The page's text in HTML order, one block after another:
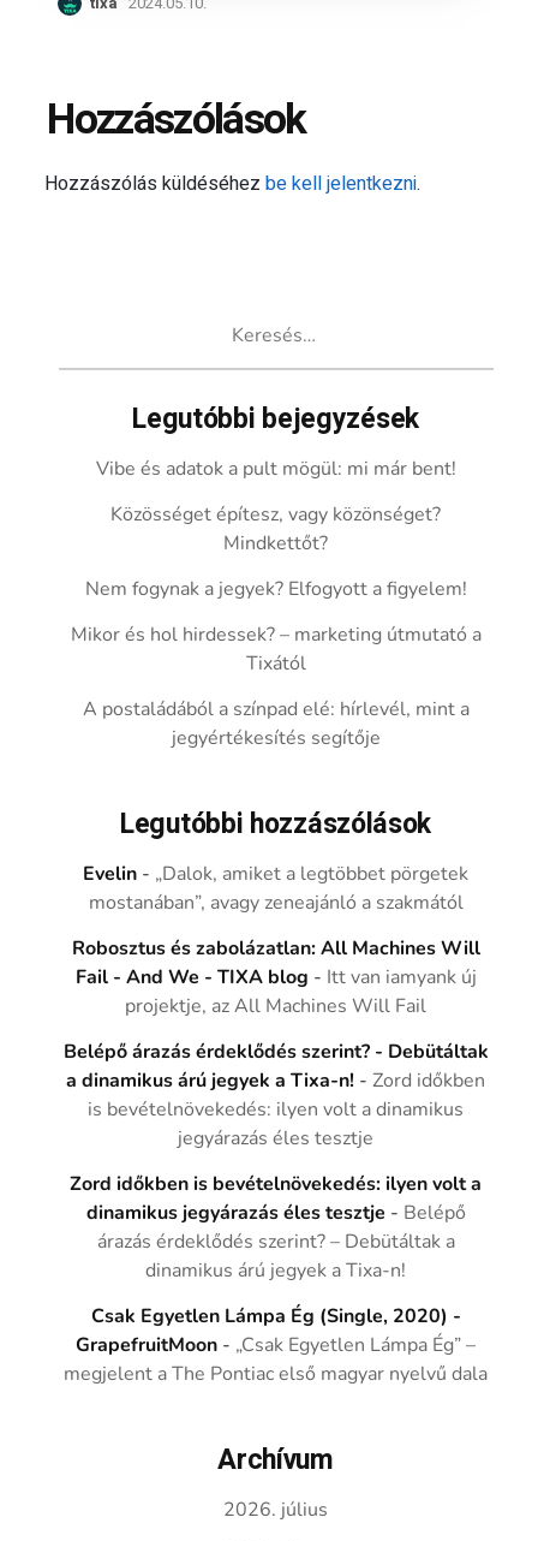
Hozzászólások
Hozzászólás küldéséhezbe kell jelentkezni.
Legutóbbi bejegyzések
Vibe és adatok a pult mögül: mi már bent!
Közösséget építesz, vagy közönséget?
Mindkettőt?
Nem fogynak a jegyek? Elfogyott a figyelem!
Mikor és hol hirdessek? – marketing útmutató a
Tixától
A postaládából a színpad elé: hírlevél, mint a
jegyértékesítés segítője
Legutóbbi hozzászólások
Evelin - „Dalok, amiket a legtöbbet pörgetek
mostanában”, avagy zeneajánló a szakmától
Robosztus és zabolázatlan: All Machines Will
Fail - And We - TIXA blog - Itt van iamyank új
projektje, az All Machines Will Fail
Belépő árazás érdeklődés szerint? - Debütáltak
a dinamikus árú jegyek a Tixa-n! -Zord időkben
is bevételnövekedés: ilyen volt a dinamikus
jegyárazás éles tesztje
Zord időkben is bevételnövekedés: ilyen volt a
dinamikus jegyárazás éles tesztje - Belépő
árazás érdeklődés szerint? – Debütáltak a
dinamikus árú jegyek a Tixa-n!
Csak Egyetlen Lámpa Ég (Single, 2020) -
GrapefruitMoon - „Csak Egyetlen Lámpa Ég” –
megjelent a The Pontiac első magyar nyelvű dala
Archívum
2026. július